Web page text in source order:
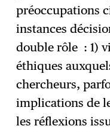
préoccupations
instances
double rôle : 1)
éthiques
chercheurs,
implications de
les réflexions